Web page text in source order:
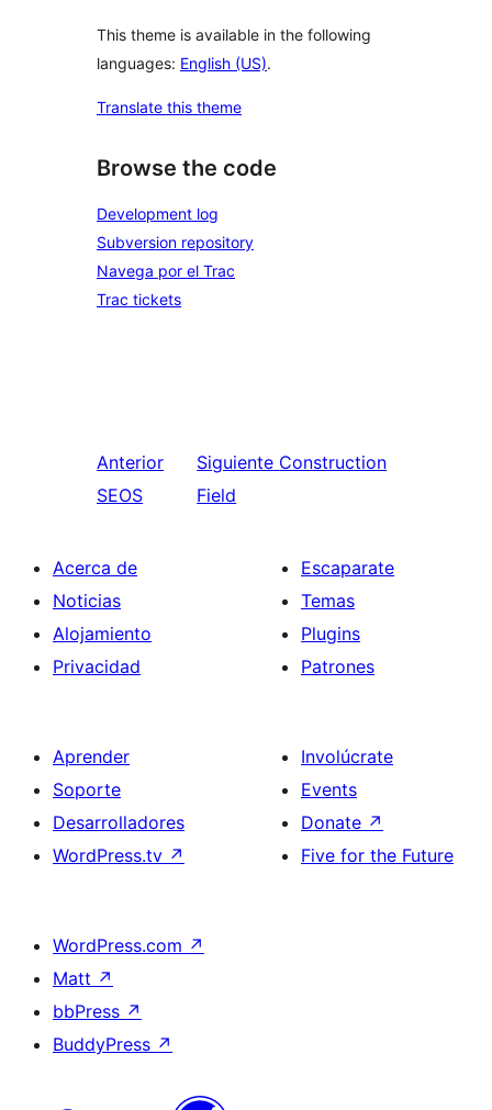
This theme is available in the following
languages: English (US).
Translate this theme
Browse the code
Development log
Subversion repository
Navega por el Trac
Trac tickets
Anterior
SEOS
Siguiente Construction
Field
Acerca de
Noticias
Alojamiento
Privacidad
Escaparate
Temas
Plugins
Patrones
Aprender
Soporte
Desarrolladores
WordPress.tv ↗
Involúcrate
Events
Donate ↗
Five for the Future
WordPress.com ↗
Matt ↗
bbPress ↗
BuddyPress ↗